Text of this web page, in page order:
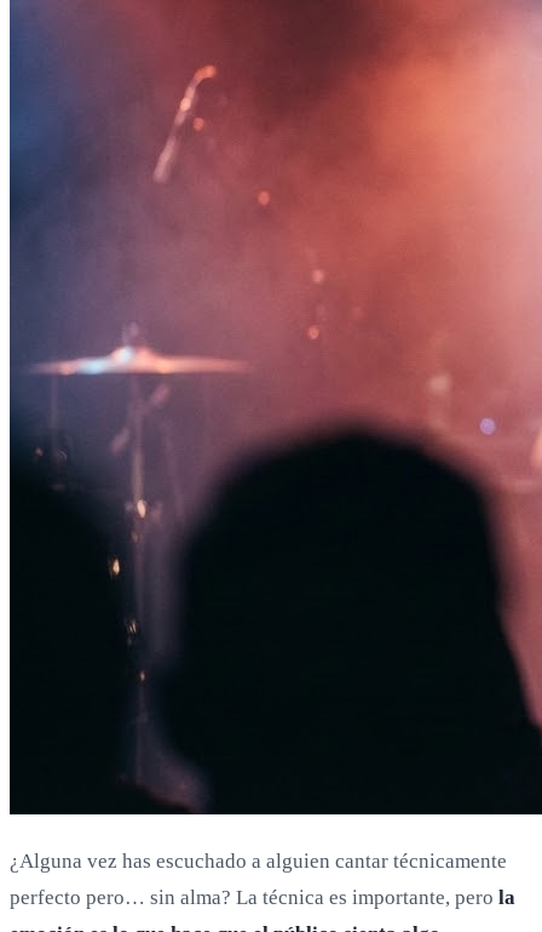
¿Alguna vez has escuchado a alguien cantar técnicamente
perfecto pero… sin alma? La técnica es importante, pero la